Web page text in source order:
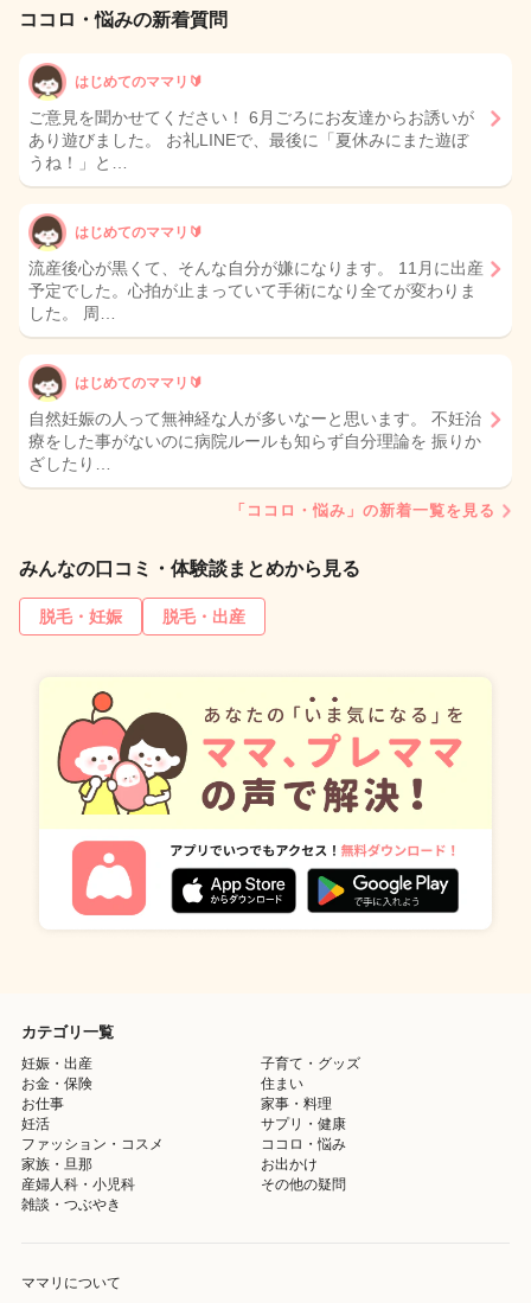
ココロ・悩みの新着質問
はじめてのママリ🔰
ご意見を聞かせてください！ 6月ごろにお友達からお誘いが
あり遊びました。 お礼LINEで、最後に「夏休みにまた遊ぼ
うね！」と…
はじめてのママリ🔰
流産後心が黒くて、そんな自分が嫌になります。 11月に出産
予定でした。心拍が止まっていて手術になり全てが変わりま
した。 周…
はじめてのママリ🔰
自然妊娠の人って無神経な人が多いなーと思います。 不妊治
療をした事がないのに病院ルールも知らず自分理論を 振りか
ざしたり…
「ココロ・悩み」の新着一覧を見る
みんなの口コミ・体験談まとめから見る
脱毛・妊娠 脱毛・出産
カテゴリ一覧
妊娠・出産
子育て・グッズ
お金・保険
住まい
お仕事
家事・料理
妊活
サプリ・健康
ファッション・コスメ
ココロ・悩み
家族・旦那
お出かけ
産婦人科・小児科
その他の疑問
雑談・つぶやき
ママリについて